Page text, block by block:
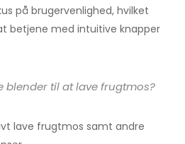
på brugervenlighed, hvilket
betjene med intuitive knapper
blender til at lave frugtmos?
lave frugtmos samt andre